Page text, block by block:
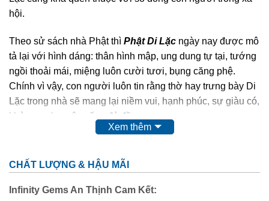
hội.
Theo sử sách nhà Phật thì Phật Di Lặc ngày nay được mô
tả lại với hình dáng: thân hình mập, ung dung tự tại, tướng
ngồi thoải mái, miệng luôn cười tươi, bụng căng phệ.
Chính vì vậy, con người luôn tin rằng thờ hay trưng bày Di
Lặc trong nhà sẽ mang lại niềm vui, hạnh phúc, sự giàu có,
khỏe mạnh, cuộc sống đủ đầy.
nghệ nhân điêu khắc nên Ngài cũng quý và sang không
kém như: các loại gỗ quý, đá quý,…
Xem thêm
CHẤT LƯỢNG & HẬU MÃI
Infinity Gems An Thịnh Cam Kết: